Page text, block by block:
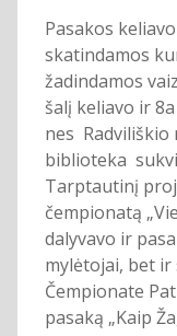
Pasakos
skatindamos
žadindamos
šalį keliavo ir
nes Radviliškio
biblioteka
Tarptautinį
čempionatą
dalyvavo ir
mylėtojai, bet ir
Čempionate
pasaką „Kaip